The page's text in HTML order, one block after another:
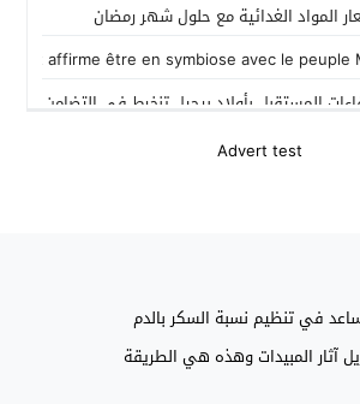
المواد الغدائية مع حلول شهر رمضان
affirme être en symbiose avec le peuple
المستقبل بأولاد برحيل تنخرط في التضامن
المغربي داخل القاعة يتأهل الى نصف نهائي كأس
يصادق على مشروع مرسوم مدونة التغطية
في تنظيم نسبة السكر بالدم
آثار المبيدات وهذه هي الطريقة